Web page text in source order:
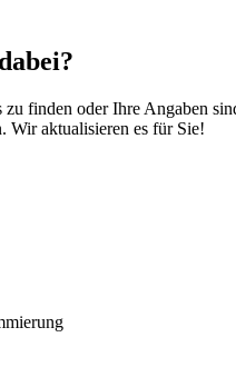
finden oder Ihre Angaben
Wir aktualisieren es für Sie!